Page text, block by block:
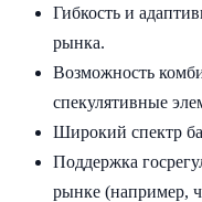
Гибкость и
рынка.
Возможность
спекулятивные
Широкий спектр
Поддержка
рынке (например,